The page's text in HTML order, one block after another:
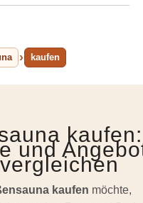
kaufen
kaufen:
und
kaufen möchte,